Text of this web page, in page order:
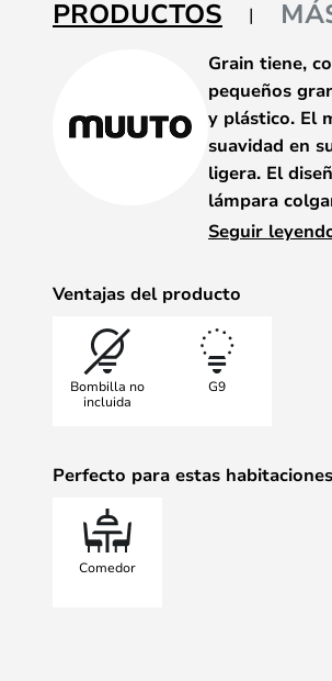
de
PRODUCTOS
Grain tiene,
pequeños
y plástico. El
suavidad en
ligera. El
lámpara
todo tipo de
puede
de forma que
Seguir
Ventajas del producto
Bombilla no
incluida
G9
Perfecto para estas habitaciones
Comedor